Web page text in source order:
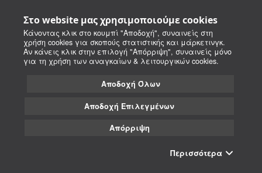
Στο website μας χρησιμοποιούμε cookies
Κάνοντας κλικ στο κουμπί "Αποδοχή", συναινείς στη
χρήση cookies για σκοπούς στατιστικής και μάρκετινγκ.
Αν κάνεις κλικ στην επιλογή "Απόρριψη", συναινείς μόνο
για τη χρήση των αναγκαίων & λειτουργικών cookies.
Αποδοχή Όλων
Αποδοχή Επιλεγμένων
Απόρριψη
Περισσότερα